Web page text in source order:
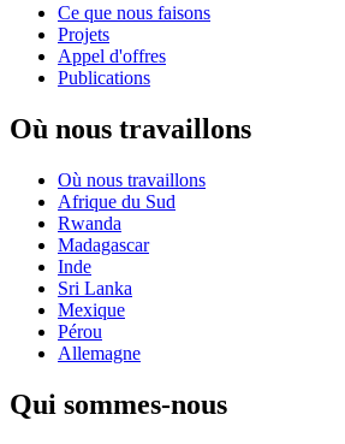
Ce que nous faisons
Projets
Appel d'offres
Publications
Où nous travaillons
Où nous travaillons
Afrique du Sud
Rwanda
Madagascar
Inde
Sri Lanka
Mexique
Pérou
Allemagne
Qui sommes-nous